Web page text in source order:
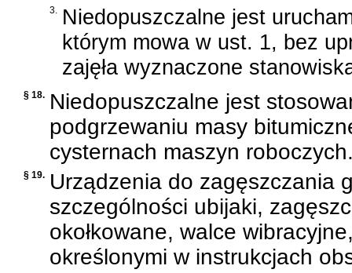
3.
Niedopuszczalne jest
którym mowa w ust. 1, bez
zajęła wyznaczone
§ 18. Niedopuszczalne jest
podgrzewaniu masy
cysternach maszyn
§ 19. Urządzenia do zagęszczania
szczególności ubijaki,
okołkowane, walce
określonymi w instrukcjach